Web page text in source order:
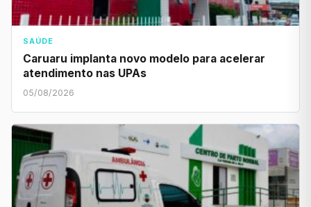
SAÚDE
Caruaru implanta novo modelo para acelerar
atendimento nas UPAs
05/08/2026